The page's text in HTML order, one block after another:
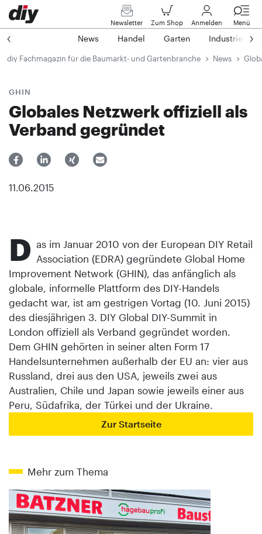
Newsletter Zum Shop Anmelden Menü
News Handel Garten Industrie
diy Fachmagazin für die Baumarkt- und Gartenbranche News
GHIN
Globales Netzwerk offiziell als
Verband gegründet
11.06.2015
D as im Januar 2010 von der European DIY Retail
Association (EDRA) gegründete Global Home
Improvement Network (GHIN), das anfänglich als
globale, informelle Plattform des DIY-Handels
gedacht war, ist am gestrigen Vortag (10. Juni 2015)
des diesjährigen 3. DIY Global DIY-Summit in
London offiziell als Verband gegründet worden.
Dem GHIN gehörten in seiner alten Form 17
Handelsunternehmen außerhalb der EU an: vier aus
Russland, drei aus den USA, jeweils zwei aus
Australien, Chile und Japan sowie jeweils einer aus
Peru, Südafrika, der Türkei und der Ukraine.
Zur Startseite
Mehr zum Thema